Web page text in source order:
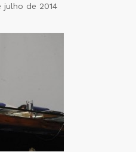
julho de 2014